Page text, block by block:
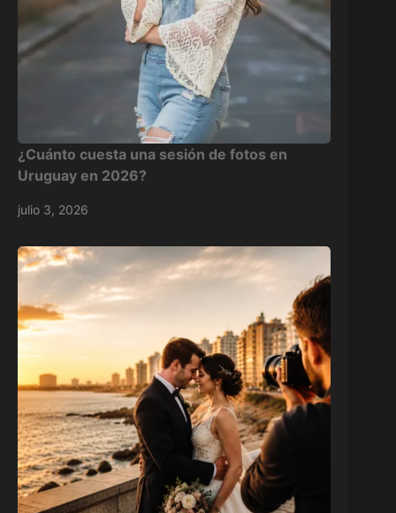
¿Cuánto cuesta una sesión de fotos en
Uruguay en 2026?
julio 3, 2026